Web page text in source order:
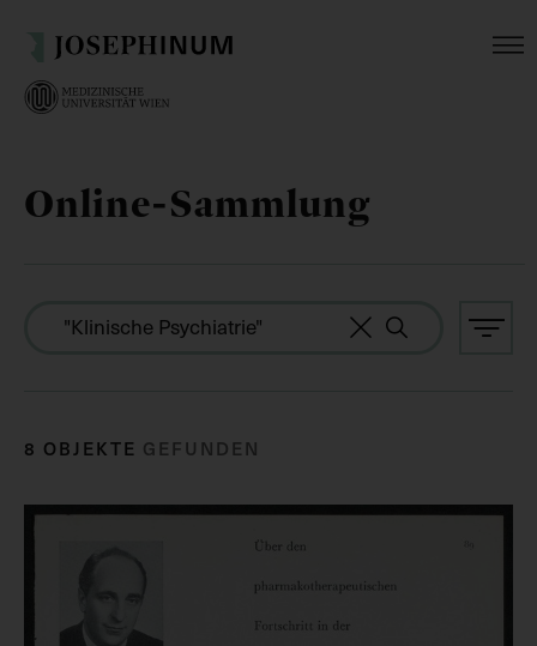
Online-Sammlung
8 OBJEKTE GEFUNDEN